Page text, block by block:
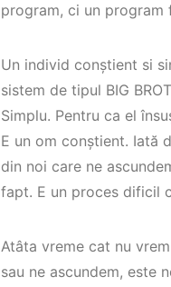
program, ci un
Un individ conștient si
sistem de tipul BIG
Simplu. Pentru ca el
E un om conștient. Iată
din noi care ne
fapt. E un proces dificil
Atâta vreme cat nu
sau ne ascundem, este